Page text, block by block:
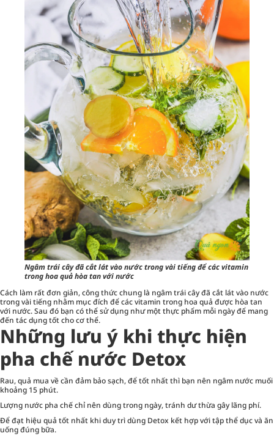
Ngâm trái cây đã cắt lát vào nước trong vài tiếng để các vitamin
trong hoa quả hòa tan với nước
Cách làm rất đơn giản, công thức chung là ngâm trái cây đã cắt lát vào nước
trong vài tiếng nhằm mục đích để các vitamin trong hoa quả được hòa tan
với nước. Sau đó bạn có thể sử dụng như một thực phẩm mỗi ngày để mang
đến tác dụng tốt cho cơ thể.
Những lưu ý khi thực hiện
pha chế nước Detox
Rau, quả mua về cần đảm bảo sạch, để tốt nhất thì bạn nên ngâm nước muối
khoảng 15 phút.
Lượng nước pha chế chỉ nên dùng trong ngày, tránh dư thừa gây lãng phí.
Để đạt hiệu quả tốt nhất khi duy trì dùng Detox kết hợp với tập thể dục và ăn
uống đúng bữa.